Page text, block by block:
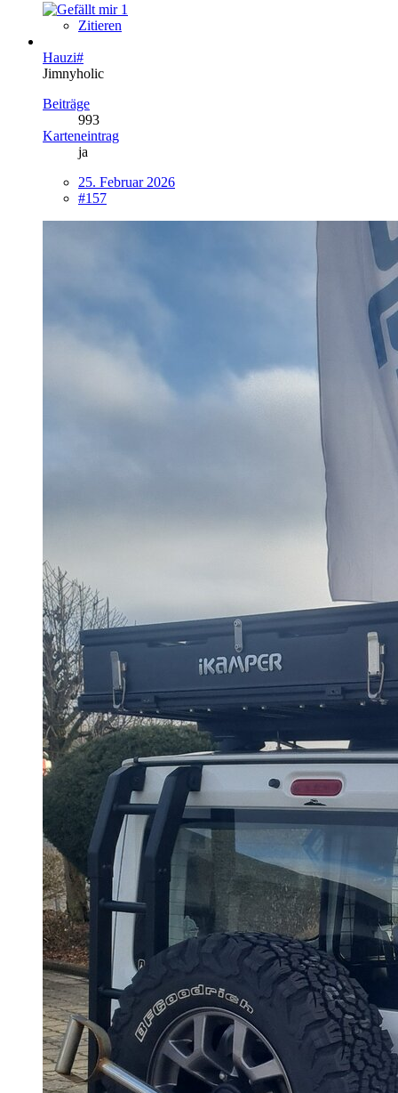
1
Zitieren
Hauzi#
Jimnyholic
Beiträge
993
Karteneintrag
ja
25. Februar 2026
#157